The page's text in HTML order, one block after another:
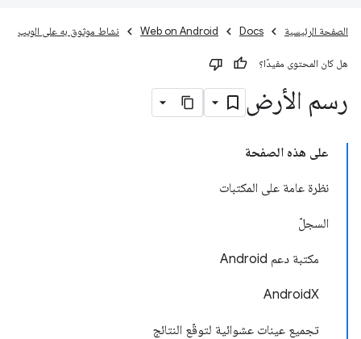
الصفحة الرئيسية Docs
Web on Android نشاط موثوق به على الويب
هل كان المحتوى مفيدًا؟
رسم الأرض
على هذه الصفحة
نظرة عامة على المكتبات
السجلّ
مكتبة دعم Android
AndroidX
تجميع عينات عشوائية لتوقّع النتائج